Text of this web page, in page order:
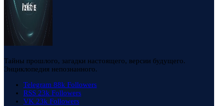
Тайны прошлого, загадки настоящего, версии будущего.
Энциклопедия непознанного.
Telegram 88k Followers
RSS 23k Followers
VK 23k Followers